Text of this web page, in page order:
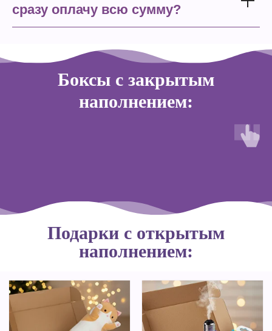
сразу оплачу всю сумму?
Боксы с закрытым
наполнением:
Подарки с открытым
наполнением: